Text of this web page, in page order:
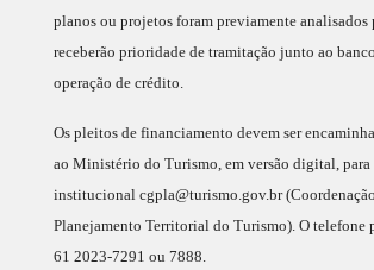
planos ou projetos foram previamente
receberão prioridade de tramitação junto ao
operação de crédito.
Os pleitos de financiamento devem ser
ao Ministério do Turismo, em versão digital, para
institucional cgpla@turismo.gov.br
Planejamento Territorial do Turismo). O telefone
61 2023-7291 ou 7888.